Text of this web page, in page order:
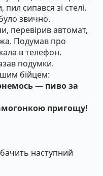
пил сипався зі стелі.
звично.
перевірив автомат,
Подумав про
в телефон.
подумки.
бійцем:
— пиво за
пригощу!
наступний